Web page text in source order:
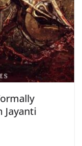
Jayanti